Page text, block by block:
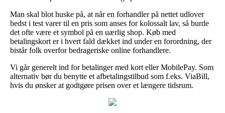
Man skal blot huske på, at når en forhandler på nettet udlover
bedst i test varer til en pris som anses for kolossalt lav, så burde
det ofte være et symbol på en uærlig shop. Køb med
betalingskort er i hvert fald dækket ind under en forordning, der
bistår folk overfor bedrageriske online forhandlere.
Vi går generelt ind for betalinger med kort eller MobilePay. Som
alternativ bør du benytte et afbetalingstilbud som f.eks. ViaBill,
hvis du ønsker at godtgøre prisen over et længere tidsrum.